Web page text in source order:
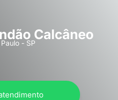
Calcâneo
- SP